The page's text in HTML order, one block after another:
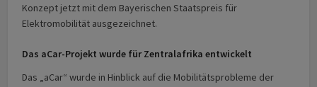
Konzept jetzt mit dem Bayerischen Staatspreis für
Elektromobilität ausgezeichnet.
Das aCar-Projekt wurde für Zentralafrika entwickelt
Das „aCar“ wurde in Hinblick auf die Mobilitätsprobleme der